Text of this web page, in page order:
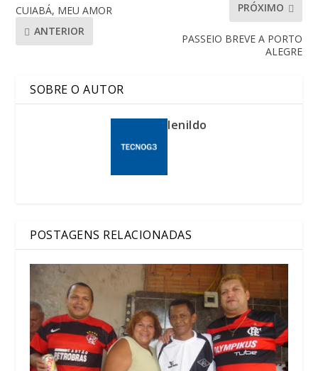
CUIABÁ, MEU AMOR
ANTERIOR
PRÓXIMO
PASSEIO BREVE A PORTO
ALEGRE
SOBRE O AUTOR
lenildo
POSTAGENS RELACIONADAS